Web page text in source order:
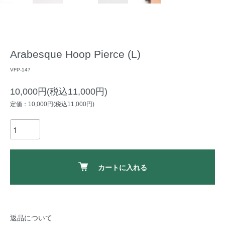
Arabesque Hoop Pierce (L)
VFP-147
10,000円(税込11,000円)
定価：10,000円(税込11,000円)
カートに入れる
返品について